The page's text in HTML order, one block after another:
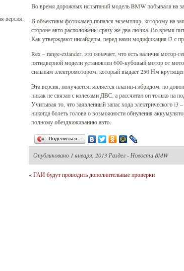
версия.
Во время дорожных испытаний модель BMW побывала на
В объективы фотокамер попался экземпляр, которому на
стороне авто расположены сразу же два лючка. Во время
Как утверждают инсайдеры, перед нами модификация i3 с
Rex – range-extander, это означает, что есть наличие мотор-
пятидверной модели установлен 600-кубовый мотор от
сильным электромотором, который выдает 250 Нм
Эта версия, получается, является плагин-гибридом, но
никак не связан с колесами ДВС, а рассчитан он только на
Учитывая то, что заявленный запас хода электрического i3
никогда болеть голова о возможности обнуления
полному обездвиживанию авто.
Поделиться…
Опубликовано 1 января, 2013 Раздел - Новости BMW
«ГАИ будут проводить дополнительные проверки